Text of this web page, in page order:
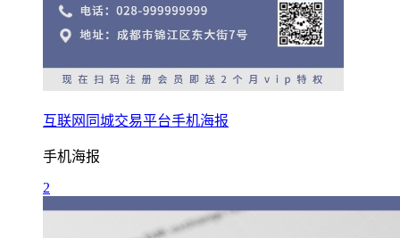
互联网同城交易平台手机海报
手机海报
2